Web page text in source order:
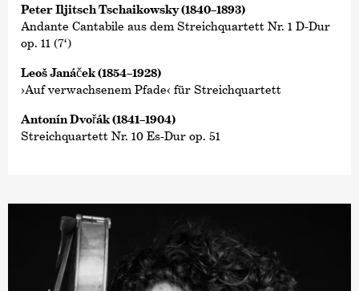
Peter Iljitsch Tschaikowsky (1840–1893)
Andante Cantabile aus dem Streichquartett Nr. 1 D-Dur
op. 11 (7‘)
Leoš Janáček (1854–1928)
›Auf verwachsenem Pfade‹ für Streichquartett
Antonín Dvořák (1841–1904)
Streichquartett Nr. 10 Es-Dur op. 51